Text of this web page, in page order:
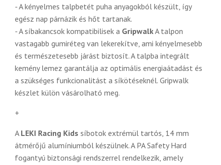
- A kényelmes talpbetét puha anyagokból készült, így
egész nap párnázik és hőt tartanak.
- A síbakancsok kompatibilisek a GripwalkA talpon
vastagabb gumiréteg van lekerekítve, ami kényelmesebb
és természetesebb járást biztosít. A talpba integrált
kemény lemez garantálja az optimális energiaátadást és
a szükséges funkcionalitást a síkötéseknél. Gripwalk
készlet külön vásárolható meg.
+
A LEKI Racing Kids síbotok extrémül tartós, 14 mm
átmérőjű alumíniumból készülnek. A PA Safety Hard
fogantyú biztonsági rendszerrel rendelkezik, amely